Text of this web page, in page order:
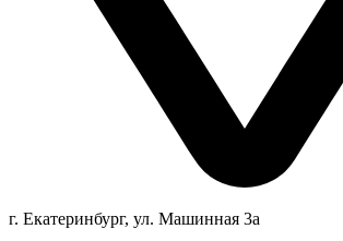
г. Екатеринбург, ул. Машинная 3а